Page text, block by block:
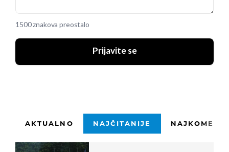
1500 znakova preostalo
Prijavite se
AKTUALNO NAJČITANIJE